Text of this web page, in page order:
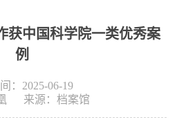
获中国科学院一类优秀案
例
：2025-06-19
来源： 档案馆